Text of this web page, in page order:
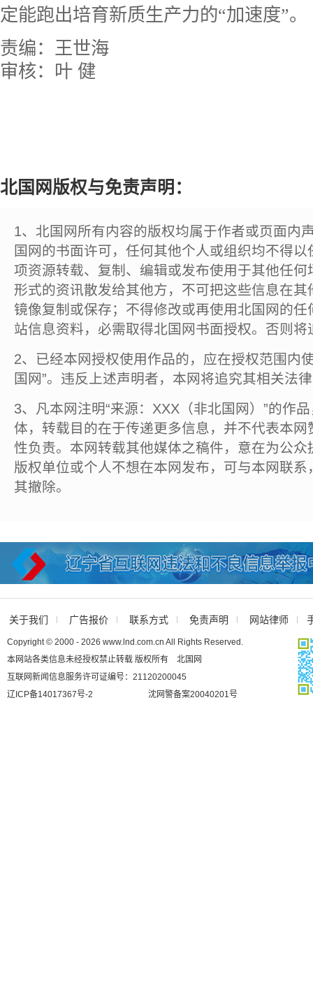
定能跑出培育新质生产力的“加速度”。
责编：王世海
审核：叶 健
北国网版权与免责声明：
1、北国网所有内容的版权均属于作者或页面内
国网的书面许可，任何其他个人或组织均不得
项资源转载、复制、编辑或发布使用于其他任
形式的资讯散发给其他方，不可把这些信息在
镜像复制或保存；不得修改或再使用北国网的
站信息资料，必需取得北国网书面授权。否则将
2、已经本网授权使用作品的，应在授权范围内
国网”。违反上述声明者，本网将追究其相关法
3、凡本网注明“来源：XXX（非北国网）”的作
体，转载目的在于传递更多信息，并不代表本
性负责。本网转载其他媒体之稿件，意在为公
版权单位或个人不想在本网发布，可与本网联
其撤除。
关于我们 广告报价 联系方式 免责声明 网站律师
Copyright © 2000 - 2026 www.lnd.com.cn All Rights Reserved.
本网站各类信息未经授权禁止转载 版权所有 北国网
互联网新闻信息服务许可证编号：21120200045
辽ICP备14017367号-2
沈网警备案20040201号